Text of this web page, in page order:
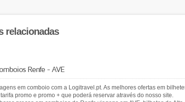
relacionadas
Renfe - AVE
em comboio com a Logitravel.pt. As melhores ofertas em
promo e promo + que poderá reservar através do nosso site.